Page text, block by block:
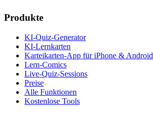
Produkte
KI-Quiz-Generator
KI-Lernkarten
Karteikarten-App für iPhone & Android
Lern-Comics
Live-Quiz-Sessions
Preise
Alle Funktionen
Kostenlose Tools